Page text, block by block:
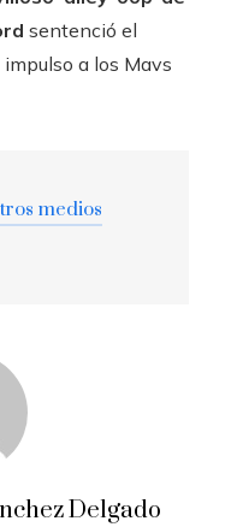
sentenció el
a los Mavs
medios
Delgado